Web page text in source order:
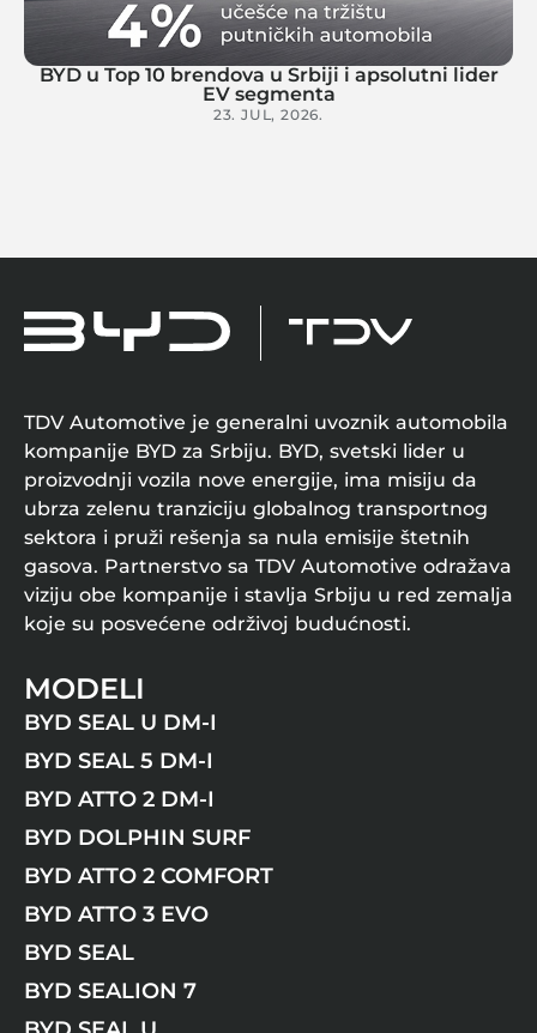
BYD u Top 10 brendova u Srbiji i apsolutni lider
EV segmenta
23. JUL, 2026.
TDV Automotive je generalni uvoznik automobila
kompanije BYD za Srbiju. BYD, svetski lider u
proizvodnji vozila nove energije, ima misiju da
ubrza zelenu tranziciju globalnog transportnog
sektora i pruži rešenja sa nula emisije štetnih
gasova. Partnerstvo sa TDV Automotive odražava
viziju obe kompanije i stavlja Srbiju u red zemalja
koje su posvećene održivoj budućnosti.
MODELI
BYD SEAL U DM-I
BYD SEAL 5 DM-I
BYD ATTO 2 DM-I
BYD DOLPHIN SURF
BYD ATTO 2 COMFORT
BYD ATTO 3 EVO
BYD SEAL
BYD SEALION 7